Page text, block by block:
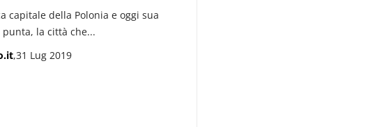
capitale della Polonia e oggi sua
la città che...
,31 Lug 2019